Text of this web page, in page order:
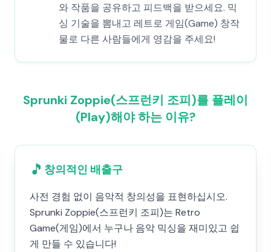
와 작품을 공유하고 피드백을 받으세요. 믹
싱 기술을 뽐내고 레트로 게임(Game) 창작
물로 다른 사람들에게 영감을 주세요!
Sprunki Zoppie(스프런키 조피)를 플레이
(Play)해야 하는 이유?
🎵 창의적인 배출구
사전 경험 없이 음악적 창의성을 표현하십시오.
Sprunki Zoppie(스프런키 조피)는 Retro
Game(게임)에서 누구나 음악 믹싱을 재미있고 쉽
게 만들 수 있습니다!